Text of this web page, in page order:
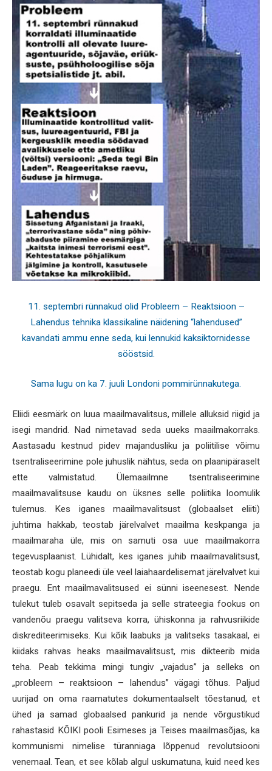
11. septembri rünnakud olid Probleem – Reaktsioon –
Lahendus tehnika klassikaline näidening “lahendused”
kavandati ammu enne seda, kui lennukid kaksiktornidesse
sööstsid.
Sama lugu on ka 7. juuli Londoni pommirünnakutega.
Eliidi eesmärk on luua maailmavalitsus, millele alluksid riigid ja
isegi mandrid. Nad nimetavad seda uueks maailmakorraks.
Aastasadu kestnud pidev majandusliku ja poliitilise võimu
tsentraliseerimine pole juhuslik nähtus, seda on plaanipäraselt
ette valmistatud. Ülemaailmne tsentraliseerimine
maailmavalitsuse kaudu on üksnes selle poliitika loomulik
tulemus. Kes iganes maailmavalitsust (globaalset eliiti)
juhtima hakkab, teostab järelvalvet maailma keskpanga ja
maailmaraha üle, mis on samuti osa uue maailmakorra
tegevusplaanist. Lühidalt, kes iganes juhib maailmavalitsust,
teostab kogu planeedi üle veel laiahaardelisemat järelvalvet kui
praegu. Ent maailmavalitsused ei sünni iseenesest. Nende
tulekut tuleb osavalt sepitseda ja selle strateegia fookus on
vandenõu praegu valitseva korra, ühiskonna ja rahvusriikide
diskrediteerimiseks. Kui kõik laabuks ja valitseks tasakaal, ei
kiidaks rahvas heaks maailmavalitsust, mis dikteerib mida
teha. Peab tekkima mingi tungiv „vajadus” ja selleks on
„probleem – reaktsioon – lahendus” vägagi tõhus. Paljud
uurijad on oma raamatutes dokumentaalselt tõestanud, et
ühed ja samad globaalsed pankurid ja nende võrgustikud
rahastasid KÕIKI pooli Esimeses ja Teises maailmasõjas, ka
kommunismi nimelise türanniaga lõppenud revolutsiooni
venemaal. Tean, et see kõlab algul uskumatuna, kuid need kes